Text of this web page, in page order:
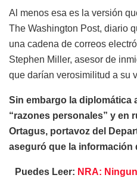
Al menos esa es la versión
The Washington Post, diario
una cadena de correos
Stephen Miller, asesor de
que darían verosimilitud a su
Sin embargo la diplomática
“razones personales” y en
Ortagus, portavoz del
aseguró que la información
Puedes Leer: NRA: